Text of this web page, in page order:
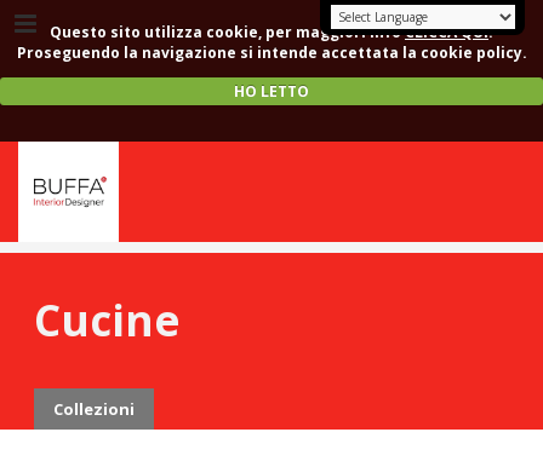
Questo sito utilizza cookie, per maggiori infoCLICCA QUI.
Proseguendo la navigazione si intende accettata la cookie policy.
HO LETTO
Cucine
Collezioni